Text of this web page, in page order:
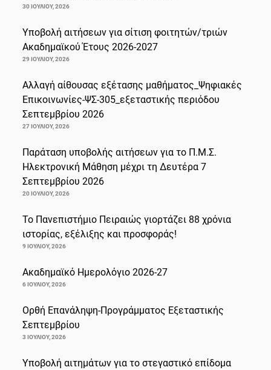
30 ΙΟΥΛΊΟΥ, 2026
Υποβολή αιτήσεων για σίτιση φοιτητών/τριών
Ακαδημαϊκού Έτους 2026-2027
29 ΙΟΥΛΊΟΥ, 2026
Αλλαγή αίθουσας εξέτασης μαθήματος_Ψηφιακές
Επικοινωνίες-ΨΣ-305_εξεταστικής περιόδου
Σεπτεμβρίου 2026
27 ΙΟΥΛΊΟΥ, 2026
Παράταση υποβολής αιτήσεων για το Π.Μ.Σ.
Ηλεκτρονική Μάθηση μέχρι τη Δευτέρα 7
Σεπτεμβρίου 2026
20 ΙΟΥΛΊΟΥ, 2026
Το Πανεπιστήμιο Πειραιώς γιορτάζει 88 χρόνια
ιστορίας, εξέλιξης και προσφοράς!
9 ΙΟΥΛΊΟΥ, 2026
Ακαδημαϊκό Ημερολόγιο 2026-27
6 ΙΟΥΛΊΟΥ, 2026
Ορθή Επανάληψη-Προγράμματος Εξεταστικής
Σεπτεμβρίου
3 ΙΟΥΛΊΟΥ, 2026
Υποβολή αιτημάτων για το στεγαστικό επίδομα